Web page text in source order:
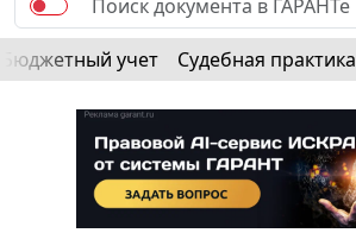
Бюджетный учет Судебная практика